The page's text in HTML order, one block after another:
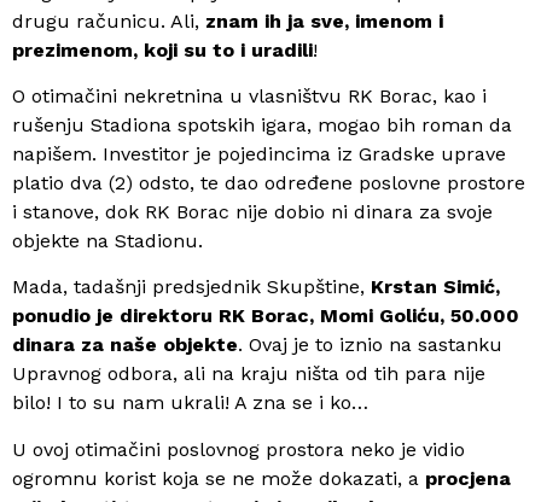
drugu računicu. Ali, znam ih ja sve, imenom i
prezimenom, koji su to i uradili!
O otimačini nekretnina u vlasništvu RK Borac, kao i
rušenju Stadiona spotskih igara, mogao bih roman da
napišem. Investitor je pojedincima iz Gradske uprave
platio dva (2) odsto, te dao određene poslovne prostore
i stanove, dok RK Borac nije dobio ni dinara za svoje
objekte na Stadionu.
Mada, tadašnji predsjednik Skupštine, Krstan Simić,
ponudio je direktoru RK Borac, Momi Goliću, 50.000
dinara za naše objekte. Ovaj je to iznio na sastanku
Upravnog odbora, ali na kraju ništa od tih para nije
bilo! I to su nam ukrali! A zna se i ko…
U ovoj otimačini poslovnog prostora neko je vidio
ogromnu korist koja se ne može dokazati, a procjena